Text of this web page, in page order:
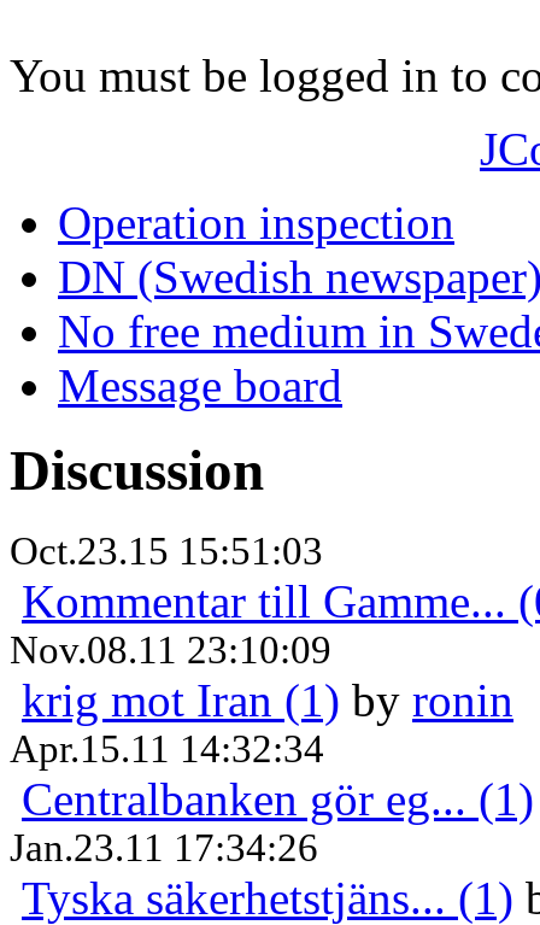
You must be logged in to
Operation inspection
DN (Swedish
No free medium in
Message board
Discussion
Oct.23.15 15:51:03
Kommentar till Gamme...
Nov.08.11 23:10:09
krig mot Iran (1) by ronin
Apr.15.11 14:32:34
Centralbanken gör eg... (1)
Jan.23.11 17:34:26
Tyska säkerhetstjäns... (1)